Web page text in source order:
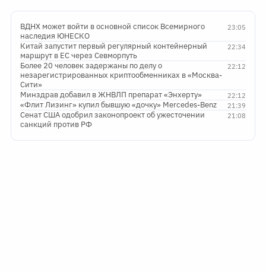
23:05
ВДНХ может войти в основной список Всемирного
наследия ЮНЕСКО
22:34
Китай запустит первый регулярный контейнерный
маршрут в ЕС через Севморпуть
22:12
Более 20 человек задержаны по делу о
незарегистрированных криптообменниках в «Москва-
Сити»
22:12
Минздрав добавил в ЖНВЛП препарат «Энхерту»
21:39
«Флит Лизинг» купил бывшую «дочку» Mercedes-Benz
21:08
Сенат США одобрил законопроект об ужесточении
санкций против РФ